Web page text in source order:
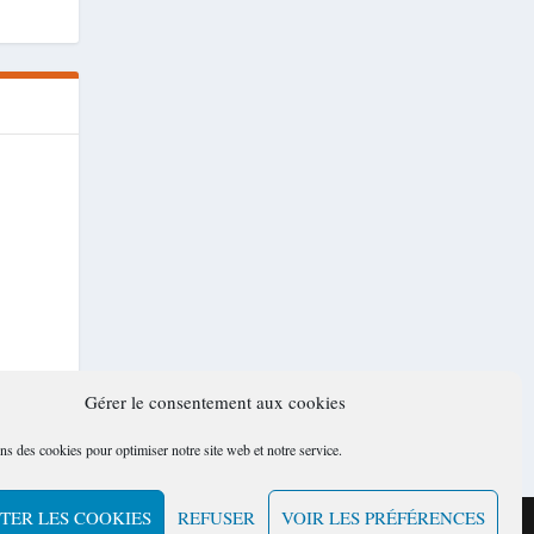
Gérer le consentement aux cookies
des cookies pour optimiser notre site web et notre service.
LES COOKIES REFUSER VOIR LES PRÉFÉRENCES
Politique de cookies (UE) Mentions légales